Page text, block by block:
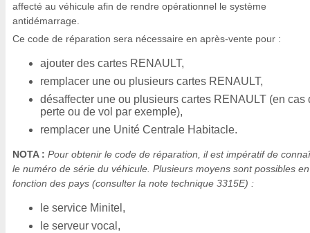
affecté au véhicule afin de rendre opérationnel le système
antidémarrage.
Ce code de réparation sera nécessaire en après-vente pour :
ajouter des cartes RENAULT,
remplacer une ou plusieurs cartes RENAULT,
désaffecter une ou plusieurs cartes RENAULT (en cas
perte ou de vol par exemple),
remplacer une Unité Centrale Habitacle.
NOTA : Pour obtenir le code de réparation, il est impératif de
le numéro de série du véhicule. Plusieurs moyens sont possibles en
fonction des pays (consulter la note technique 3315E) :
le service Minitel,
le serveur vocal,